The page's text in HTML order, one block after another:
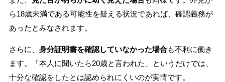
ら18歳未満である可能性を疑える状況であれば、確認義務が
あったとみなされます。
さらに、 身分証明書を確認していなかった場合も不利に働き
ます。「本人に聞いたら20歳と言われた」というだけでは、
十分な確認をしたとは認められにくいのが実情です。